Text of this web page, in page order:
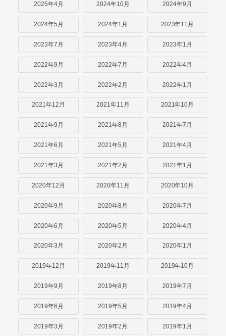
2025年4月 2024年10月 2024年9月
2024年5月 2024年1月 2023年11月
2023年7月 2023年4月 2023年1月
2022年9月 2022年7月 2022年4月
2022年3月 2022年2月 2022年1月
2021年12月 2021年11月 2021年10月
2021年9月 2021年8月 2021年7月
2021年6月 2021年5月 2021年4月
2021年3月 2021年2月 2021年1月
2020年12月 2020年11月 2020年10月
2020年9月 2020年8月 2020年7月
2020年6月 2020年5月 2020年4月
2020年3月 2020年2月 2020年1月
2019年12月 2019年11月 2019年10月
2019年9月 2019年8月 2019年7月
2019年6月 2019年5月 2019年4月
2019年3月 2019年2月 2019年1月